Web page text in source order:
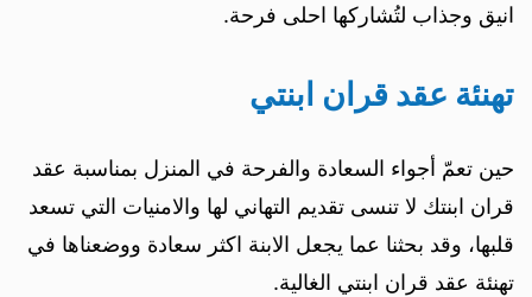
انيق وجذاب لتُشاركها احلى فرحة.
تهنئة عقد قران ابنتي
حين تعمّ أجواء السعادة والفرحة في المنزل بمناسبة عقد
قران ابنتك لا تنسى تقديم التهاني لها والامنيات التي تسعد
قلبها، وقد بحثنا عما يجعل الابنة اكثر سعادة ووضعناها في
تهنئة عقد قران ابنتي الغالية.